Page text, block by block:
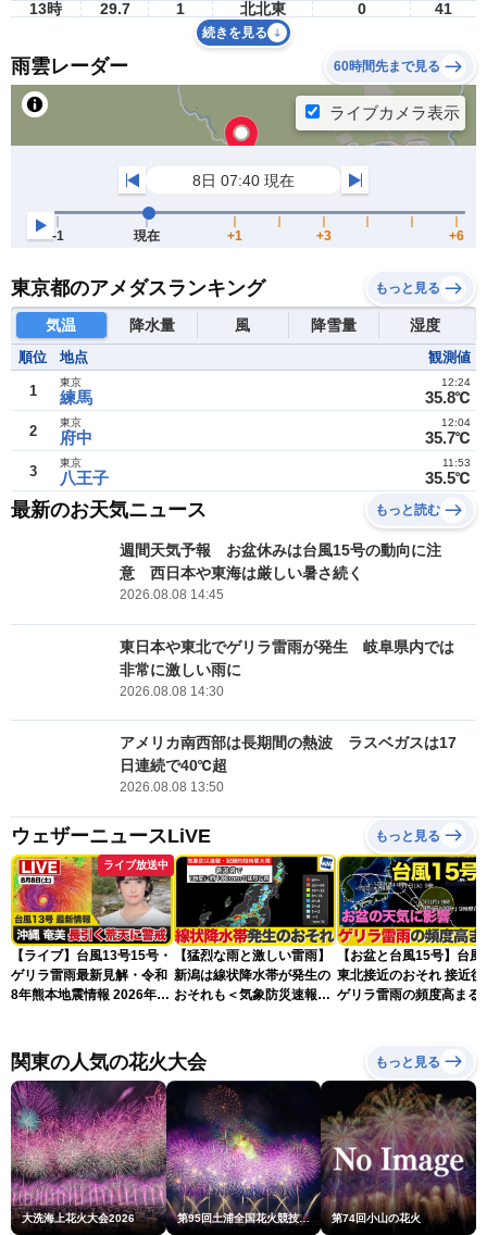
13時
29.7 1 北北東 0 41
続きを見る
雨雲レーダー 60時間先まで見る
東京都のアメダスランキング もっと見る
気温 降水量 風 降雪量 湿度
順位 地点 観測値
1 練馬
東京
35.8℃
12:24
2 府中
東京
35.7℃
12:04
3 八王子
東京
35.5℃
11:53
最新のお天気ニュース もっと読む
週間天気予報 お盆休みは台風15号の動向に注
意 西日本や東海は厳しい暑さ続く
2026.08.08 14:45
東日本や東北でゲリラ雷雨が発生 岐阜県内では
非常に激しい雨に
2026.08.08 14:30
アメリカ南西部は長期間の熱波 ラスベガスは17
日連続で40℃超
2026.08.08 13:50
ウェザーニュースLiVE もっと見る
ライブ放送中
【ライブ】台風13号15号・
ゲリラ雷雨最新見解・令和
8年熊本地震情報 2026年8
愛梨／芳野達郎〉最新天気
ニュース・地震情報
【猛烈な雨と激しい雷雨】
新潟は線状降水帯が発生の
おそれも＜気象防災速報・
【お盆と台風15号】台風
東北接近のおそれ 接近後
ゲリラ雷雨の頻度高まる
関東の人気の花火大会 もっと見る
大洗海上花火大会2026 第95回土浦全国花火競技大会 第74回小山の花火